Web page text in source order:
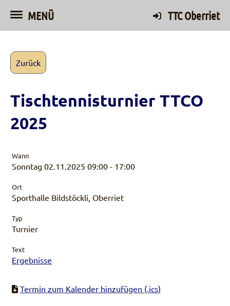
MENÜ TTC Oberriet
Zurück
Tischtennisturnier TTCO
2025
Wann
Sonntag 02.11.2025 09:00 - 17:00
Ort
Sporthalle Bildstöckli, Oberriet
Typ
Turnier
Text
Ergebnisse
Termin zum Kalender hinzufügen (.ics)